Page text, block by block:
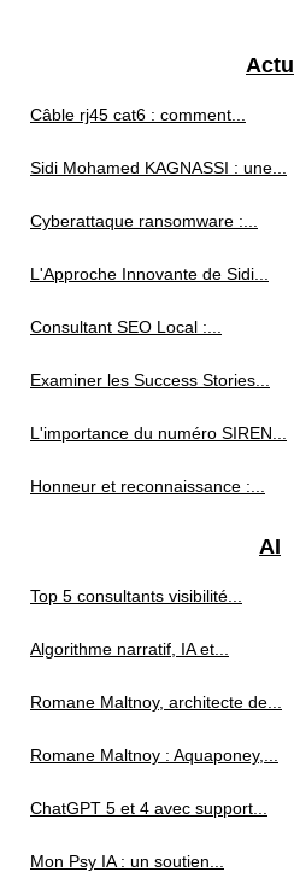
Actu
Câble rj45 cat6 : comment...
Sidi Mohamed KAGNASSI : une...
Cyberattaque ransomware :...
L'Approche Innovante de Sidi...
Consultant SEO Local :...
Examiner les Success Stories...
L'importance du numéro SIREN...
Honneur et reconnaissance :...
AI
Top 5 consultants visibilité...
Algorithme narratif, IA et...
Romane Maltnoy, architecte de...
Romane Maltnoy : Aquaponey,...
ChatGPT 5 et 4 avec support...
Mon Psy IA : un soutien...